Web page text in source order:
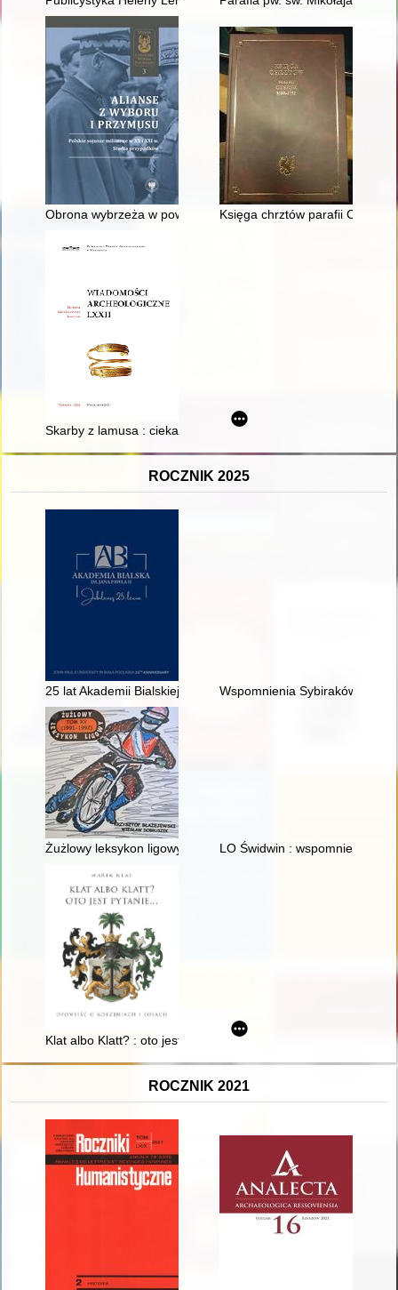
Obrona wybrzeża w powojennych realiach polityczno-
Księga chrztów parafii Czersk
Skarby z lamusa : ciekawe materiały z miejscowości Łady
ROCZNIK 2025
25 lat Akademii Bialskiej im. Jana Pawła II : album
Wspomnienia Sybiraków :
Żużlowy leksykon ligowy. T. 15, LO Świdwin : wspomnienia
Klat albo Klatt? : oto jest pytanie... : opowieść o korzeniach i
ROCZNIK 2021